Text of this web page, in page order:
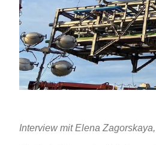
Interview mit Elena